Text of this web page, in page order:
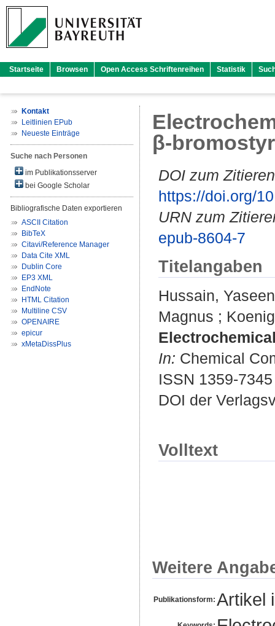
Startseite Browsen Open Access Schriftenreihen Statistik
Kontakt
Leitlinien EPub
Neueste Einträge
Suche nach Personen
im Publikationsserver
bei Google Scholar
Bibliografische Daten exportieren
ASCII Citation
BibTeX
Citavi/Reference Manager
Data Cite XML
Dublin Core
EP3 XML
EndNote
HTML Citation
Multiline CSV
OPENAIRE
epicur
xMetaDissPlus
β-
DOI zum
https://doi.org/
URN zum
epub-8604-7
Titelangaben
Hussain, Yaseen
Magnus ;
In: Chemical
ISSN 1359-7345
DOI der
Volltext
Weitere
Publikationsform: Artikel